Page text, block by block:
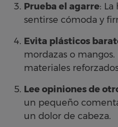
Prueba el agarre:
sentirse cómoda y
Evita plásticos
mordazas o
materiales
Lee opiniones de
un pequeño
un dolor de cabeza.